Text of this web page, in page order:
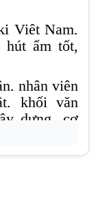
Việt Nam,
hút ẩm tốt,
nhân viên
khối văn
dựng, cơ
bộ thân áo